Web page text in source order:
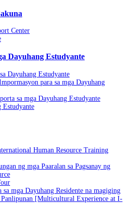
Center
Dayuhang Estudyante
Dayuhang Estudyante
para sa mga Dayuhang
sa mga Dayuhang Estudyante
Estudyante
Human Resource Training
ng mga Paaralan sa Pagsanay ng
sa mga Dayuhang Residente na magiging
[Multicultural Experience at I-